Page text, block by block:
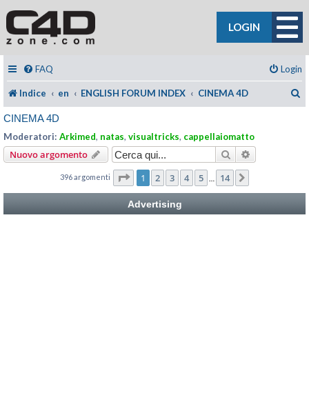
LOGIN
FAQ Login
Indice en ENGLISH FORUM INDEX CINEMA 4D
CINEMA 4D
Moderatori: Arkimed, natas, visualtricks, cappellaiomatto
Nuovo argomento Cerca
396 argomenti Pagina di 14
1 2 3 4 5 14
Advertising